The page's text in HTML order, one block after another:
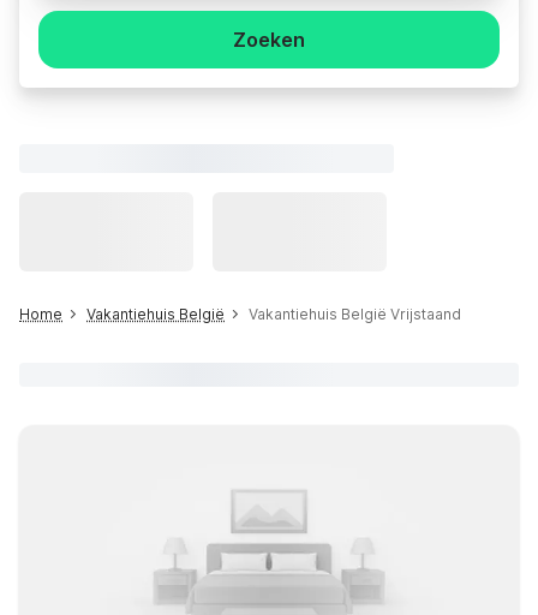
Zoeken
Home Vakantiehuis België Vakantiehuis België Vrijstaand